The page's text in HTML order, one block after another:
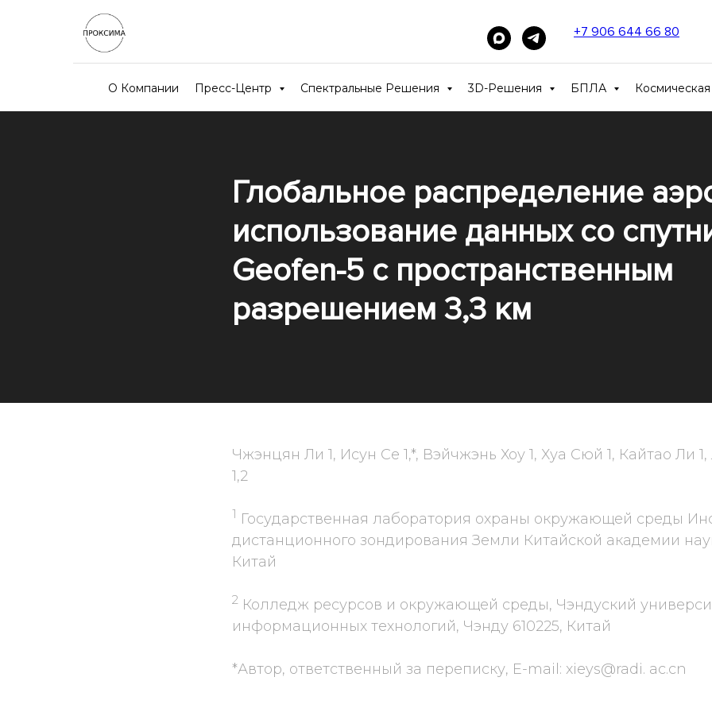
+7 906 644 66 80
О Компании Пресс-Центр Спектральные Решения 3D-Решения БПЛА
Глобальное распределение
использование данных со
Geofen-5 с пространственным
разрешением 3,3 км
Чжэнцян Ли 1, Исун Се 1,*, Вэйчжэнь Хоу 1, Хуа Сюй 1, Кайтао Ли
1,2
1 Государственная лаборатория охраны окружающей среды
дистанционного зондирования Земли Китайской академии
Китай
2 Колледж ресурсов и окружающей среды, Чэндуский
информационных технологий, Чэнду 610225, Китай
*Автор, ответственный за переписку, E-mail: xieys@radi. ac.cn